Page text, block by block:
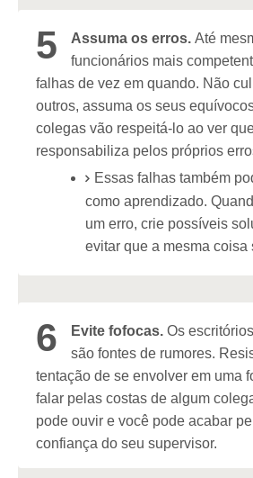
5 Assuma os erros. Até
funcionários mais
falhas de vez em quando. Não
outros, assuma os seus
colegas vão respeitá-lo ao ver
responsabiliza pelos próprios
Essas falhas também
como aprendizado.
um erro, crie possíveis
evitar que a mesma coisa
6 Evite fofocas. Os
são fontes de rumores.
tentação de se envolver em uma
falar pelas costas de algum
pode ouvir e você pode acabar
confiança do seu supervisor.